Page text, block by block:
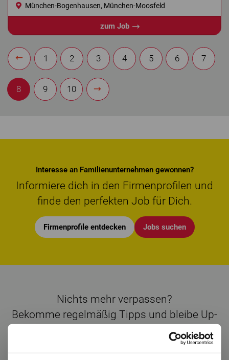
München-Bogenhausen, München-Moosfeld
zum Job
1 2 3 4 5 6 7
8 9 10
Interesse an Familienunternehmen gewonnen?
Informiere dich in den Firmenprofilen und
finde den perfekten Job für Dich.
Firmenprofile entdecken Jobs suchen
Nichts mehr verpassen?
Bekomme regelmäßig Tipps und bleibe Up-
Dann folge uns auch aufInstagramund Co.